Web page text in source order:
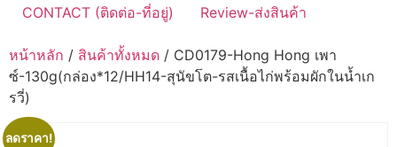
CONTACT (ติดต่อ-ที่อยู่)
Review-ส่งสินค้า
หน้าหลัก / สินค้าทั้งหมด / CD0179-Hong Hong เพา
ซ์-130g(กล่อง*12/HH14-สุนัขโต-รสเนื้อไก่พร้อมผักในน้ำเก
รวี่)
ลดราคา!